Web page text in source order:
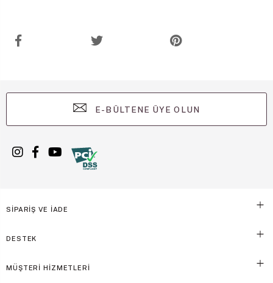
E-BÜLTENE ÜYE OLUN
SİPARİŞ VE İADE
DESTEK
MÜŞTERİ HİZMETLERİ